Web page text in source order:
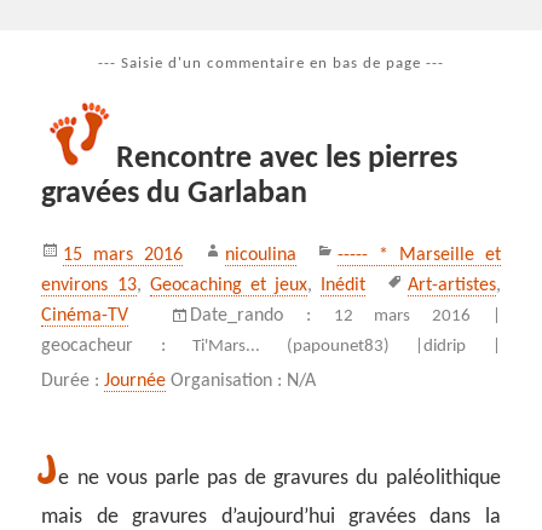
--- Saisie d'un commentaire en bas de page ---
Rencontre avec les pierres
gravées du Garlaban
Publié
le
15 mars 2016 Auteur
nicoulina Catégories
----- * Marseille et
environs 13, Geocaching et jeux, Inédit
Mots-
clés
Art-artistes,
Cinéma-TV
Date_rando : 12 mars 2016 |
geocacheur :Ti'Mars... (papounet83) |didrip |
Durée :Journée Organisation : N/A
Je ne vous parle pas de gravures du paléolithique
mais de gravures d’aujourd’hui gravées dans la